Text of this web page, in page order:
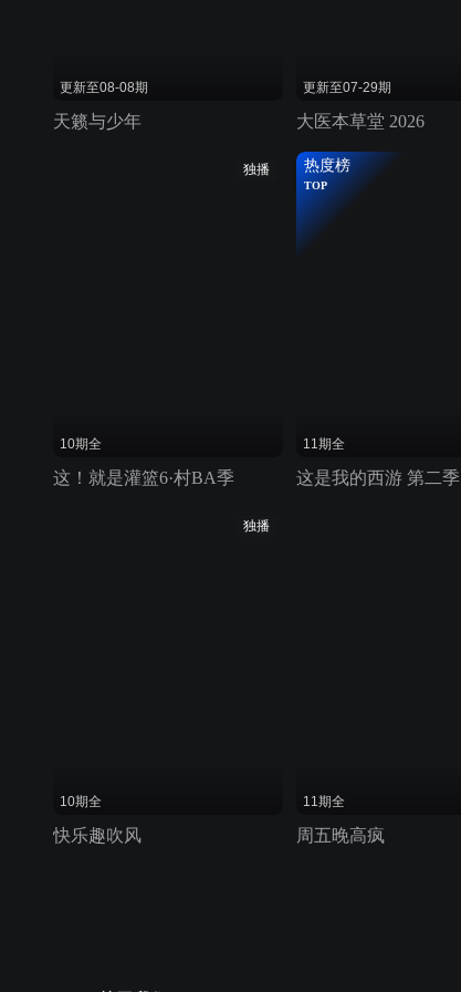
更新至08-08期
天籁与少年
更新至07-29期
大医本草堂 2026
独播
10期全
这！就是灌篮6·村BA季
热度榜
TOP
11期全
这是我的西游 第二季
独播
10期全
快乐趣吹风
11期全
周五晚高疯